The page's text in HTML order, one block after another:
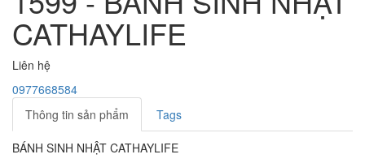
CATHAYLIFE
Liên hệ
0977668584
Thông tin sản phẩm
Tags
BÁNH SINH NHẬT CATHAYLIFE